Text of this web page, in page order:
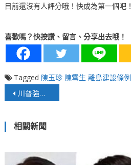
目前還沒有人評分哦！快成為第一個吧！
喜歡嗎？快按讚、留言、分享出去哦！
Tagged 陳玉珍 陳雪生 離島建設條例
文
導
覽
川普強索保護費，卻不想保護台灣
相關新聞